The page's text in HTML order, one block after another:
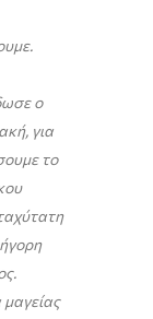
ο
για
το